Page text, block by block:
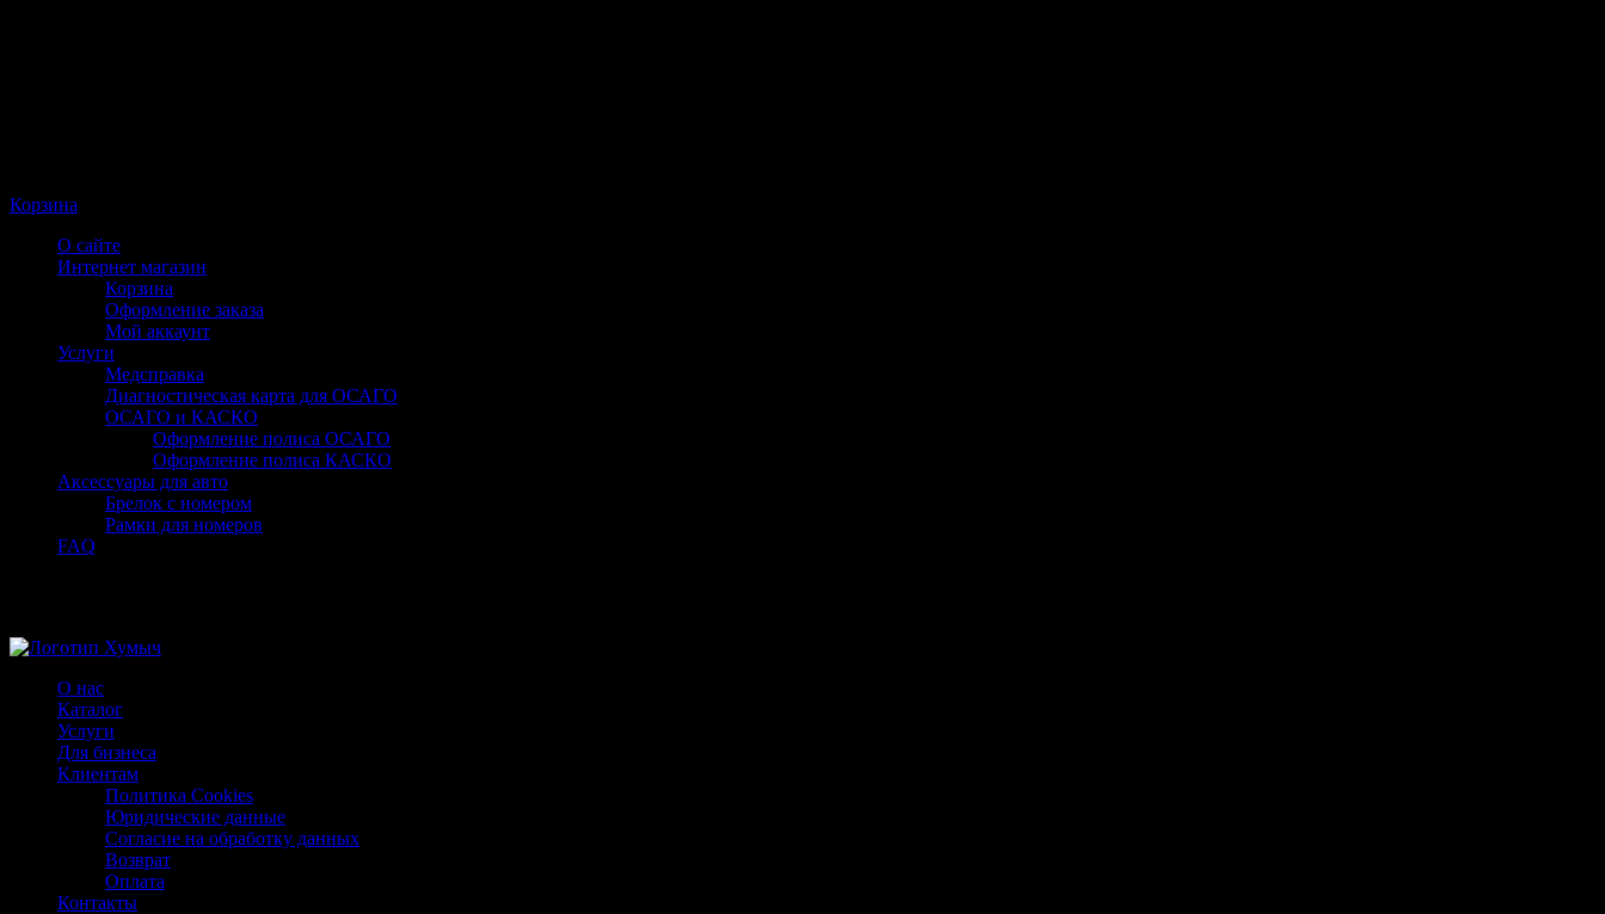
Корзина
О сайте
Интернет магазин
Корзина
Оформление заказа
Мой аккаунт
Услуги
Медсправка
Диагностическая карта для ОСАГО
ОСАГО и КАСКО
Оформление полиса ОСАГО
Оформление полиса КАСКО
Аксессуары для авто
Брелок с номером
Рамки для номеров
FAQ
О нас
Каталог
Услуги
Для бизнеса
Клиентам
Политика Cookies
Юридические данные
Согласие на обработку данных
Возврат
Оплата
Контакты